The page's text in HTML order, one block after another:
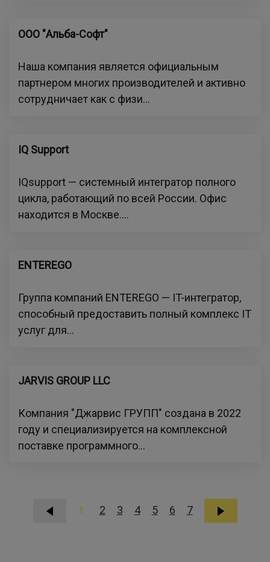
ООО "Альба-Софт"
Наша компания является официальным
партнером многих производителей и активно
сотрудничает как с физи...
IQ Support
IQsupport — системный интегратор полного
цикла, работающий по всей России. Офис
находится в Москве....
ENTEREGO
Группа компаний ENTEREGO — IT-интегратор,
способный предоставить полный комплекс IT
услуг для...
JARVIS GROUP LLC
Компания "Джарвис ГРУПП" создана в 2022
году и специализируется на комплексной
поставке программного...
1 2 3 4 5 6 7